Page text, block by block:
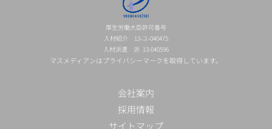
厚生労働大臣許可番号
人材紹介 13-ユ-040475
人材派遣 派 13-040596
マスメディアンはプライバシーマークを取得しています。
会社案内
採用情報
サイトマップ